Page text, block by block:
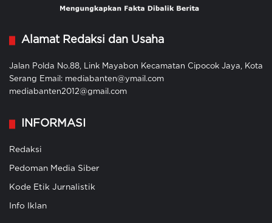
Alamat Redaksi dan Usaha
Jalan Polda No.88, Link Mayabon Kecamatan Cipocok Jaya, Kota
Serang Email: mediabanten@ymail.com
mediabanten2012@gmail.com
INFORMASI
Redaksi
Pedoman Media Siber
Kode Etik Jurnalistik
Info Iklan